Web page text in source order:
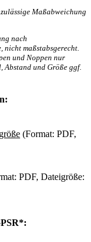
Maßabweichung
nach
nicht maßstabsgerecht.
und Noppen nur
Abstand und Größe ggf.
(Format: PDF,
PDF, Dateigröße: